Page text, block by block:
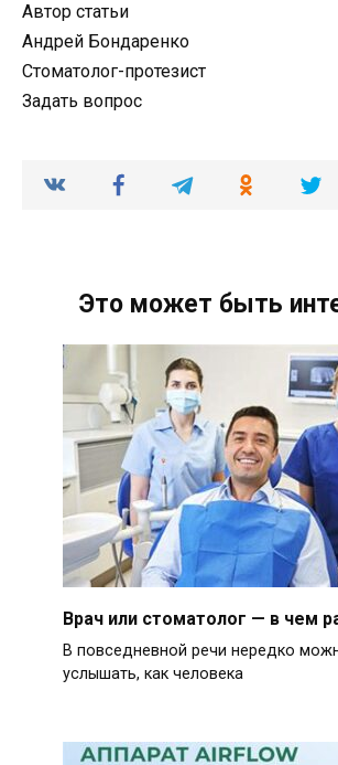
Автор статьи
Андрей Бондаренко
Стоматолог-протезист
Задать вопрос
Это может быть
Врач или стоматолог — в чем
В повседневной речи нередко
услышать, как человека